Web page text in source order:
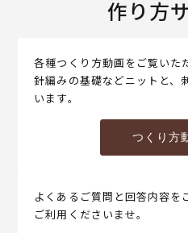
作り方
各種つくり方動画をご覧いた
針編みの基礎などニットと、
います。
つくり方
よくあるご質問と回答内容を
ご利用くださいませ。